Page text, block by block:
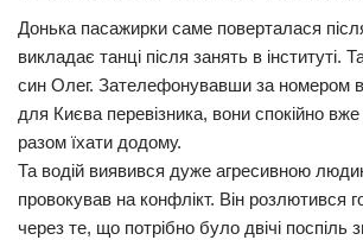
Кримінал
Трагедії
Курйози
Суспільство
Культура
Донька пасажирки саме поверталася
викладає танці після занять в інституті.
син Олег. Зателефонувавши за номером
для Києва перевізника, вони спокійно
разом їхати додому.
Та водій виявився дуже агресивною
провокував на конфлікт. Він розлютився
через те, що потрібно було двічі поспіль